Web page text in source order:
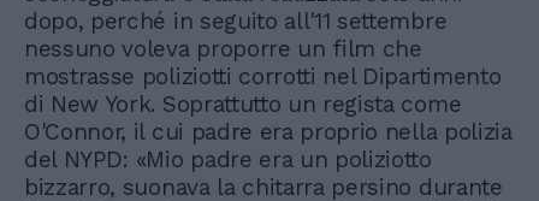
dopo, perché in seguito all'11 settembre
nessuno voleva proporre un film che
mostrasse poliziotti corrotti nel Dipartimento
di New York. Soprattutto un regista come
O'Connor, il cui padre era proprio nella polizia
del NYPD: «Mio padre era un poliziotto
bizzarro, suonava la chitarra persino durante